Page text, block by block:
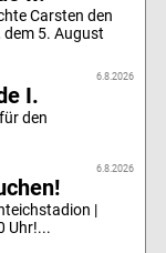
Carsten den
5. August
6.8.2026
I.
den
6.8.2026
|
Uhr!...